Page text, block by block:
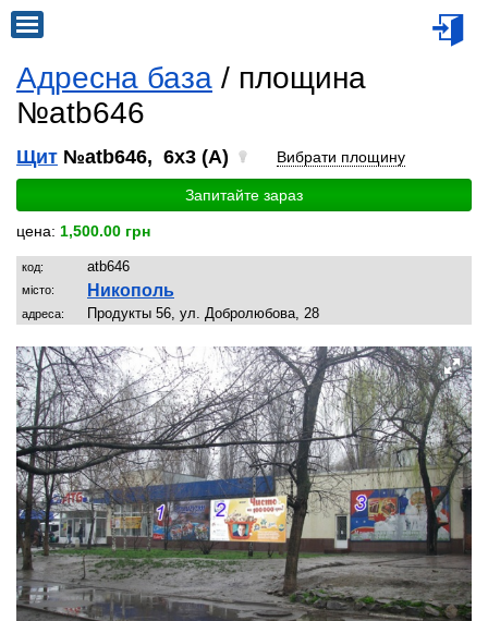
Адресна база / площина
№atb646
Щит №atb646, 6x3 (A) Вибрати площину
Запитайте зараз
цена: 1,500.00 грн
код: atb646
місто: Никополь
адреса: Продукты 56, ул. Добролюбова, 28